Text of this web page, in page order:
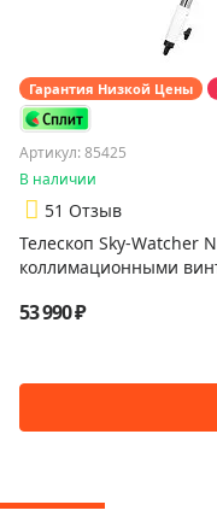
Гарантия Низкой Цены
Артикул: 85425
В наличии
51 Отзыв
Телескоп Sky-Watcher
коллимационными
53 990 ₽